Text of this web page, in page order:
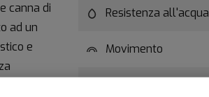
canna di
ad un
e
Resistenza all'acqua
Movimento